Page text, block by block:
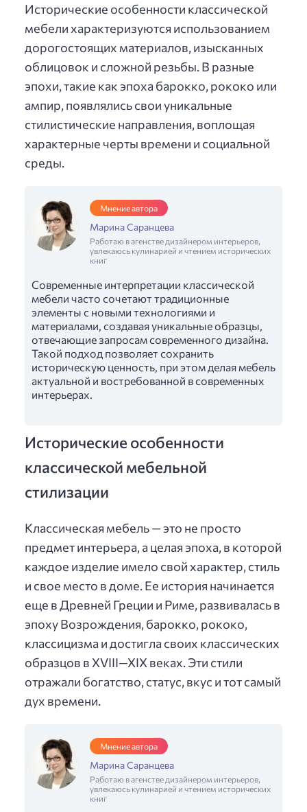
Исторические особенности классической
мебели характеризуются использованием
дорогостоящих материалов, изысканных
облицовок и сложной резьбы. В разные
эпохи, такие как эпоха барокко, рококо или
ампир, появлялись свои уникальные
стилистические направления, воплощая
характерные черты времени и социальной
среды.
Мнение автора
Марина Саранцева
Работаю в агенстве дизайнером интерьеров,
увлекаюсь кулинарией и чтением исторических
книг
Современные интерпретации классической
мебели часто сочетают традиционные
элементы с новыми технологиями и
материалами, создавая уникальные образцы,
отвечающие запросам современного дизайна.
Такой подход позволяет сохранить
историческую ценность, при этом делая мебель
актуальной и востребованной в современных
интерьерах.
Исторические особенности
классической мебельной
стилизации
Классическая мебель — это не просто
предмет интерьера, а целая эпоха, в которой
каждое изделие имело свой характер, стиль
и свое место в доме. Ее история начинается
еще в Древней Греции и Риме, развивалась в
эпоху Возрождения, барокко, рококо,
классицизма и достигла своих классических
образцов в XVIII—XIX веках. Эти стили
отражали богатство, статус, вкус и тот самый
дух времени.
Мнение автора
Марина Саранцева
Работаю в агенстве дизайнером интерьеров,
увлекаюсь кулинарией и чтением исторических
книг